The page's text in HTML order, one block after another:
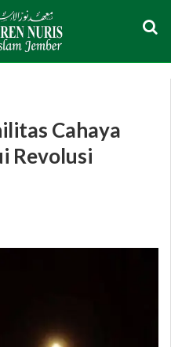
Cahaya
Revolusi